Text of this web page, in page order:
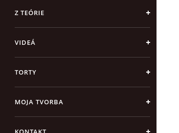
Z TEÓRIE
VIDEÁ
TORTY
MOJA TVORBA